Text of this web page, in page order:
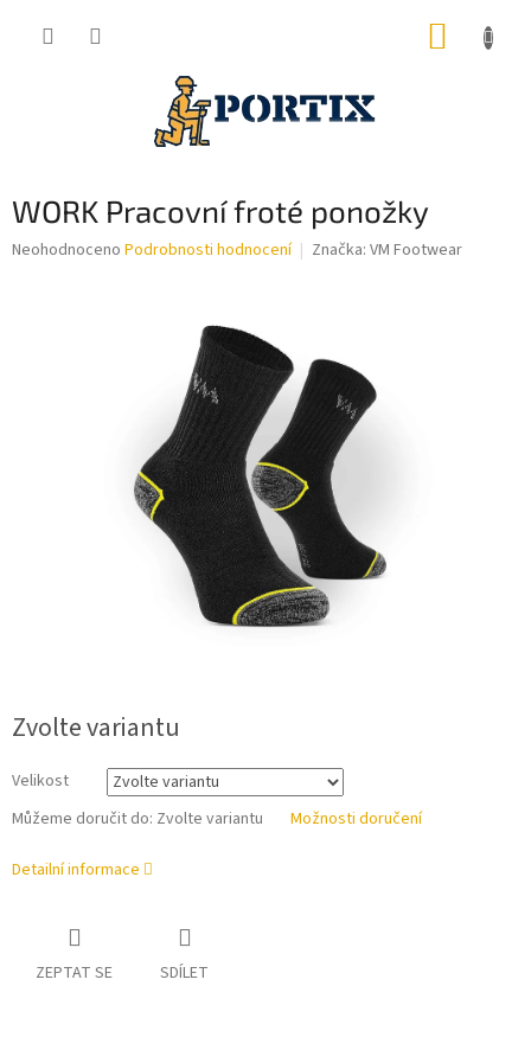
WORK Pracovní froté ponožky
Průměrné
Neohodnoceno Podrobnosti hodnocení Značka: VM Footwear
Zvolte variantu
Velikost
Můžeme doručit do: Zvolte variantu Možnosti doručení
Detailní informace
ZEPTAT SE SDÍLET